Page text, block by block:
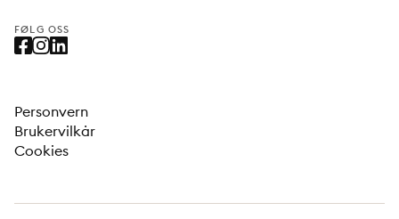
FØLG OSS
Personvern
Brukervilkår
Cookies